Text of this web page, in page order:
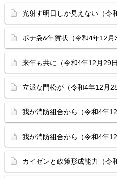
光射す明日しか見えない（令
ポチ袋&年賀状（令和4年12月
来年も共に（令和4年12月29日
立派な門松が（令和4年12月28
我が消防組合から（令和4年12
我が消防組合から（令和4年12
カイゼンと政策形成能力（令